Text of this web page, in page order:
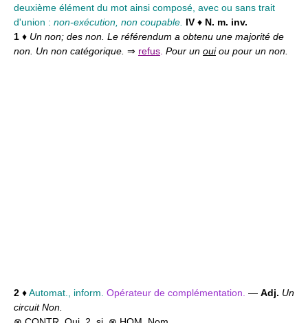
deuxième élément du mot ainsi composé, avec ou sans trait
d'union : non-exécution, non coupable. IV ♦ N. m. inv.
1 ♦ Un non; des non. Le référendum a obtenu une majorité de
non. Un non catégorique. ⇒ refus. Pour un ouiou pour un non.
2 ♦Automat., inform. Opérateur de complémentation. — Adj. Un
circuit Non.